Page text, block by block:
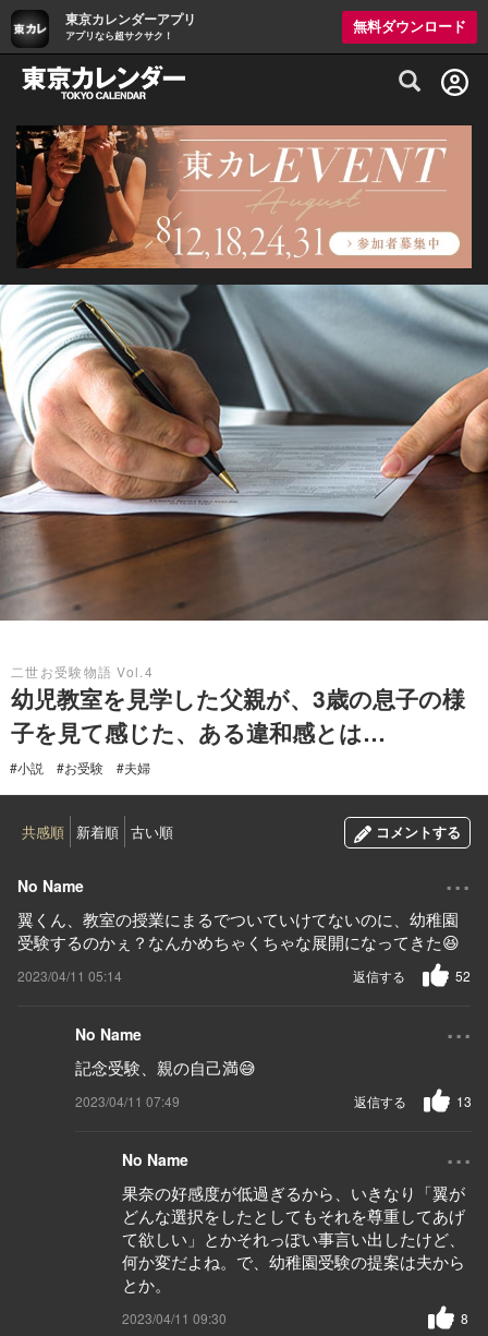
東京カレンダーアプリ
アプリなら超サクサク！
無料ダウンロード
グルメ情報・プレミアムレストラン予約
二世お受験物語 Vol.4
幼児教室を見学した父親が、3歳の息子の様
子を見て感じた、ある違和感とは…
#小説 #お受験 #夫婦
共感順 新着順 古い順 コメントする
No Name ...
翼くん、教室の授業にまるでついていけてないのに、幼稚園
受験するのかぇ？なんかめちゃくちゃな展開になってきた😆
2023/04/11 05:14 52
返信する
No Name ...
記念受験、親の自己満😅
2023/04/11 07:49 13
返信する
No Name ...
果奈の好感度が低過ぎるから、いきなり「翼が
どんな選択をしたとしてもそれを尊重してあげ
て欲しい」とかそれっぽい事言い出したけど、
何か変だよね。で、幼稚園受験の提案は夫から
とか。
2023/04/11 09:30 8